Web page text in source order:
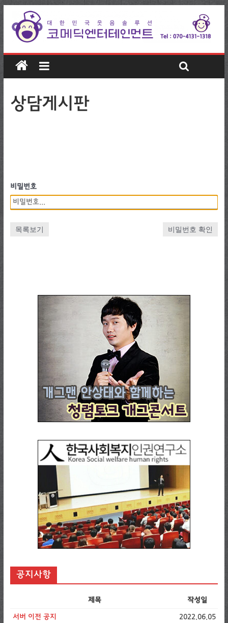
상담게시판
비밀번호
목록보기 비밀번호 확인
공지사항
제목 작성일
서버 이전 공지 2022.06.05